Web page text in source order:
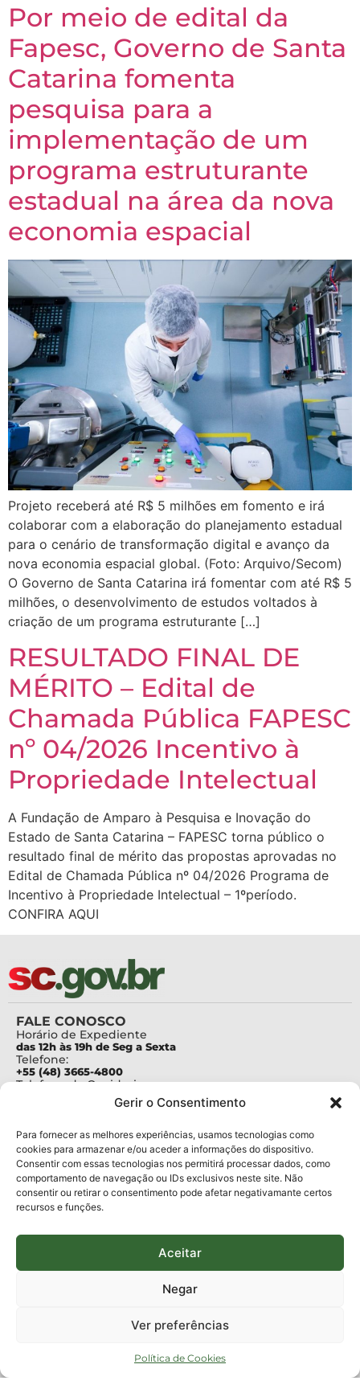
Gerir o Consentimento
Para fornecer as melhores experiências, usamos tecnologias como
cookies para armazenar e/ou aceder a informações do dispositivo.
Consentir com essas tecnologias nos permitirá processar dados, como
comportamento de navegação ou IDs exclusivos neste site. Não
consentir ou retirar o consentimento pode afetar negativamante certos
recursos e funções.
Aceitar
Negar
Ver preferências
Política de Cookies
Por meio de edital da
Fapesc, Governo de Santa
Catarina fomenta
pesquisa para a
implementação de um
programa estruturante
estadual na área da nova
economia espacial
Projeto receberá até R$ 5 milhões em fomento e irá
colaborar com a elaboração do planejamento estadual
para o cenário de transformação digital e avanço da
nova economia espacial global. (Foto: Arquivo/Secom)
O Governo de Santa Catarina irá fomentar com até R$ 5
milhões, o desenvolvimento de estudos voltados à
criação de um programa estruturante […]
RESULTADO FINAL DE
MÉRITO – Edital de
Chamada Pública FAPESC
nº 04/2026 Incentivo à
Propriedade Intelectual
A Fundação de Amparo à Pesquisa e Inovação do
Estado de Santa Catarina – FAPESC torna público o
resultado final de mérito das propostas aprovadas no
Edital de Chamada Pública nº 04/2026 Programa de
Incentivo à Propriedade Intelectual – 1ºperíodo.
CONFIRA AQUI
FALE CONOSCO
Horário de Expediente
das 12h às 19h de Seg a Sexta
Telefone:
+55 (48) 3665-4800
Telefone da Ouvidoria
Para assuntos relacionados à Pesquisa
pesquisa@fapesc.sc.gov.br
Para assuntos relacionados à Inovação
inovacao@fapesc.sc.gov.br
Para assuntos relacionados à Bolsas
bolsas@fapesc.sc.gov.br
Para assuntos relacionados à Prestação de Contas
Para assuntos relacionados à Plataforma
plataforma@fapesc.sc.gov.br
Jair Artur da Silva dpo@fapesc.sc.gov.br 3665-4831
km 01, Módulo 12A, Edifício Fapesc / Celta, 5° andar